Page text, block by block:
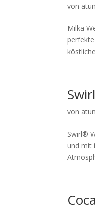
von
Milka
von
Swirl®
und mit